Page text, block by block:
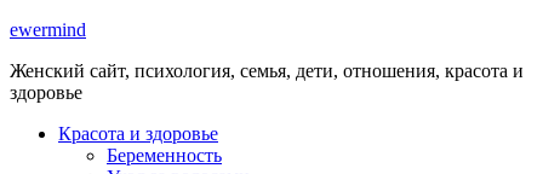
ewermind
Женский сайт, психология, семья, дети, отношения, красота и
здоровье
Красота и здоровье
Беременность